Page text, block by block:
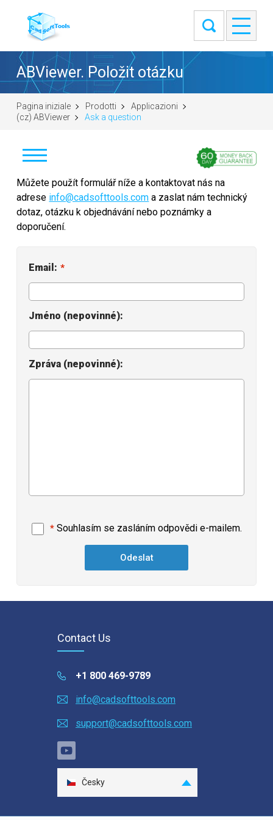
ABViewer. Položit otázku
Pagina iniziale Prodotti
Applicazioni
(cz) ABViewer
Ask a question
Stáhnout
Koupit
Snímky obrazovky
Recenze zákazníků
Nápověda
Můžete použít formulář níže a kontaktovat nás na
adrese info@cadsofttools.com a zaslat nám technický
dotaz, otázku k objednávání nebo poznámky a
doporučení.
Email: *
Jméno (nepovinné):
Zpráva (nepovinné):
*Souhlasím se zasláním odpovědi e-mailem.
Contact Us
+1 800 469-9789
info@cadsofttools.com
support@cadsofttools.com
Česky